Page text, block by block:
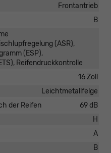
Frontantrieb
B
(ASR),
(ESP),
Reifendruckkontrolle
16 Zoll
Leichtmetallfelge
der Reifen
69 dB
H
A
B